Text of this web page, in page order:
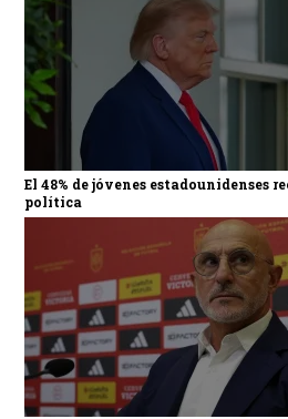
El 48% de jóvenes estadounidenses
política